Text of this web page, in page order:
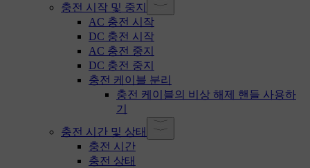
충전 시작 및 중지
AC 충전 시작
DC 충전 시작
AC 충전 중지
DC 충전 중지
충전 케이블 분리
충전 케이블의 비상 해제 핸들 사용하
기
충전 시간 및 상태
충전 시간
충전 상태